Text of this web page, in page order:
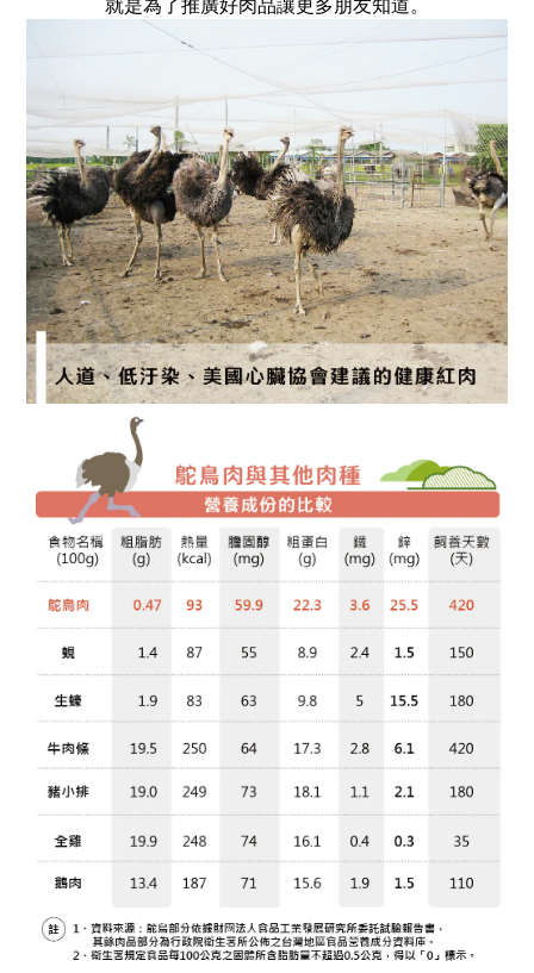
就是為了推廣好肉品讓更多朋友知道。